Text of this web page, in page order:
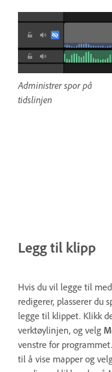
Administrer spor på
tidslinjen
Legg til klipp
Hvis du vil legge til
redigerer, plasserer du
legge til klippet. Klikk
verktøylinjen, og velg
venstre for
til å vise mapper og